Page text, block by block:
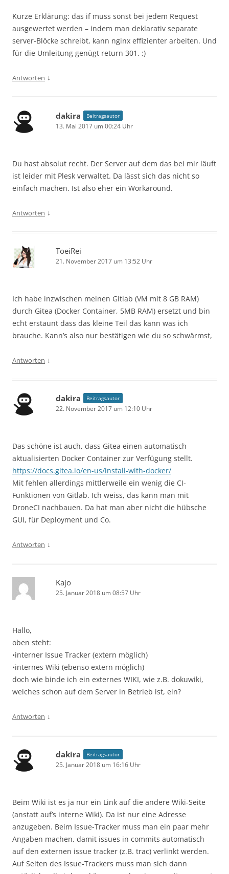
Kurze Erklärung: das if muss sonst bei jedem Request
ausgewertet werden – indem man deklarativ separate
server-Blöcke schreibt, kann nginx effizienter arbeiten. Und
für die Umleitung genügt return 301. ;)
Antworten ↓
dakira Beitragsautor
13. Mai 2017 um 00:24 Uhr
Du hast absolut recht. Der Server auf dem das bei mir läuft
ist leider mit Plesk verwaltet. Da lässt sich das nicht so
einfach machen. Ist also eher ein Workaround.
Antworten ↓
ToeiRei
21. November 2017 um 13:52 Uhr
Ich habe inzwischen meinen Gitlab (VM mit 8 GB RAM)
durch Gitea (Docker Container, 5MB RAM) ersetzt und bin
echt erstaunt dass das kleine Teil das kann was ich
brauche. Kann’s also nur bestätigen wie du so schwärmst,
Antworten ↓
dakira Beitragsautor
22. November 2017 um 12:10 Uhr
Das schöne ist auch, dass Gitea einen automatisch
aktualisierten Docker Container zur Verfügung stellt.
https://docs.gitea.io/en-us/install-with-docker/
Mit fehlen allerdings mittlerweile ein wenig die CI-
Funktionen von Gitlab. Ich weiss, das kann man mit
DroneCI nachbauen. Da hat man aber nicht die hübsche
GUI, für Deployment und Co.
Antworten ↓
Kajo
25. Januar 2018 um 08:57 Uhr
Hallo,
oben steht:
•interner Issue Tracker (extern möglich)
•internes Wiki (ebenso extern möglich)
doch wie binde ich ein externes WIKI, wie z.B. dokuwiki,
welches schon auf dem Server in Betrieb ist, ein?
Antworten ↓
dakira Beitragsautor
25. Januar 2018 um 16:16 Uhr
Beim Wiki ist es ja nur ein Link auf die andere Wiki-Seite
(anstatt auf’s interne Wiki). Da ist nur eine Adresse
anzugeben. Beim Issue-Tracker muss man ein paar mehr
Angaben machen, damit issues in commits automatisch
auf den externen issue tracker (z.B. trac) verlinkt werden.
Auf Seiten des Issue-Trackers muss man sich dann